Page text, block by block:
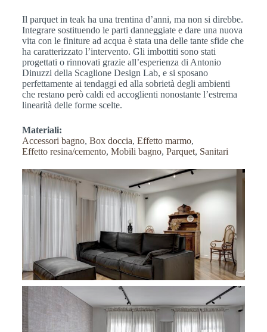
Il parquet in teak ha una trentina d’anni, ma non si direbbe.
Integrare sostituendo le parti danneggiate e dare una nuova
vita con le finiture ad acqua è stata una delle tante sfide che
ha caratterizzato l’intervento. Gli imbottiti sono stati
progettati o rinnovati grazie all’esperienza di Antonio
Dinuzzi della Scaglione Design Lab, e si sposano
perfettamente ai tendaggi ed alla sobrietà degli ambienti
che restano però caldi ed accoglienti nonostante l’estrema
linearità delle forme scelte.
Materiali:
Accessori bagno, Box doccia, Effetto marmo,
Effetto resina/cemento, Mobili bagno, Parquet, Sanitari